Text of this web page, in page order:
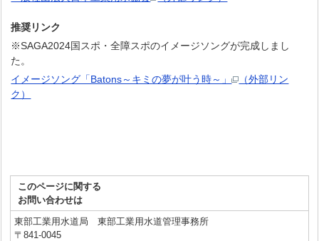
推奨リンク
※SAGA2024国スポ・全障スポのイメージソングが完成しまし
た。
イメージソング「Batons～キミの夢が叶う時～」
（外部リン
ク）
このページに関する
お問い合わせは
東部工業用水道局 東部工業用水道管理事務所
〒841-0045